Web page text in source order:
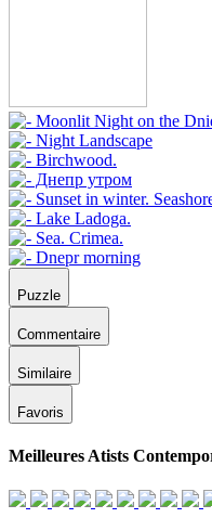
Puzzle
Commentaire
Similaire
Favoris
Meilleures Atists